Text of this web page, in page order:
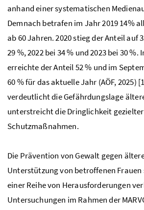
anhand einer systematischen
Demnach betrafen im Jahr 2019 14%
ab 60 Jahren. 2020 stieg der Anteil auf
29 %, 2022 bei 34 % und 2023 bei 30 %.
erreichte der Anteil 52 % und im
60 % für das aktuelle Jahr (AÖF, 2025)
verdeutlicht die Gefährdungslage
unterstreicht die Dringlichkeit
Schutzmaßnahmen.
Die Prävention von Gewalt gegen
Unterstützung von betroffenen
einer Reihe von Herausforderungen
Untersuchungen im Rahmen der